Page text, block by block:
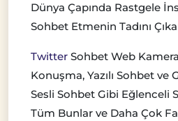
Dünya Çapında Rastgele
Sohbet Etmenin Tadını
Twitter Sohbet Web
Konuşma, Yazılı Sohbet ve
Sesli Sohbet Gibi Eğlenceli
Tüm Bunlar ve Daha Çok